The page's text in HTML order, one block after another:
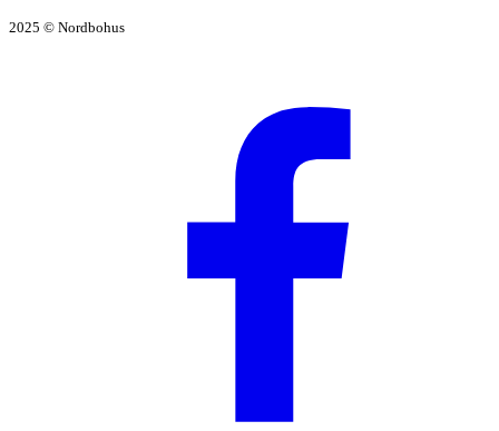
2025 © Nordbohus